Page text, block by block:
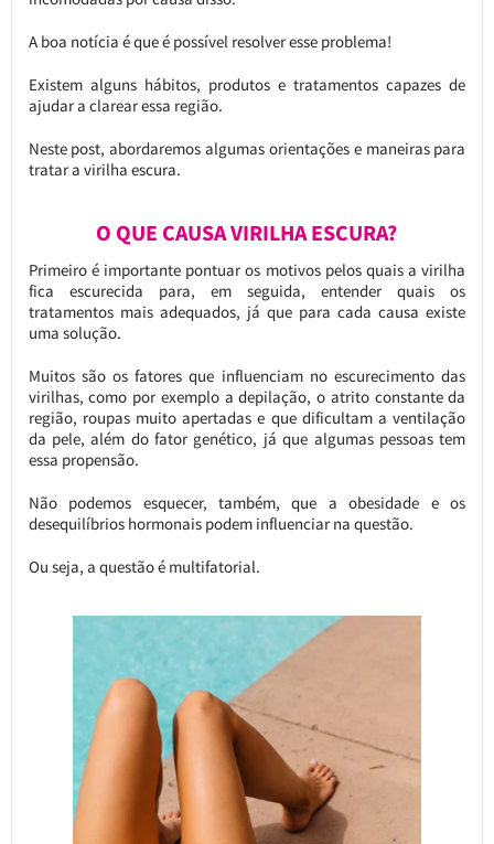
A boa notícia é que é possível resolver esse problema!
Existem alguns hábitos, produtos e tratamentos capazes de
ajudar a clarear essa região.
Neste post, abordaremos algumas orientações e maneiras para
tratar a virilha escura.
O QUE CAUSA VIRILHA ESCURA?
Primeiro é importante pontuar os motivos pelos quais a virilha
fica escurecida para, em seguida, entender quais os
tratamentos mais adequados, já que para cada causa existe
uma solução.
Muitos são os fatores que influenciam no escurecimento das
virilhas, como por exemplo a depilação, o atrito constante da
região, roupas muito apertadas e que dificultam a ventilação
da pele, além do fator genético, já que algumas pessoas tem
essa propensão.
Não podemos esquecer, também, que a obesidade e os
desequilíbrios hormonais podem influenciar na questão.
Ou seja, a questão é multifatorial.